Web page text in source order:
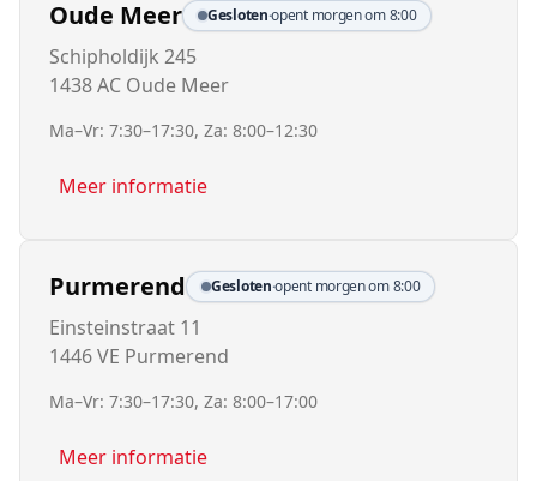
Oude Meer Gesloten·opent morgen om 8:00
Schipholdijk 245
1438 AC Oude Meer
Ma–Vr: 7:30–17:30, Za: 8:00–12:30
Meer informatie
Purmerend Gesloten·opent morgen om 8:00
Einsteinstraat 11
1446 VE Purmerend
Ma–Vr: 7:30–17:30, Za: 8:00–17:00
Meer informatie